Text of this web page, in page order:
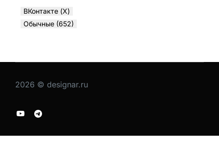
ВКонтакте (X)
Обычные (652)
2026 © designar.ru